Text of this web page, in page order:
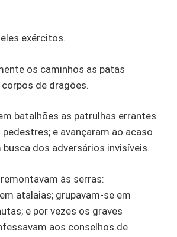
exércitos.
os caminhos as patas
de dragões.
batalhões as patrulhas errantes
e avançaram ao acaso
dos adversários invisíveis.
às serras:
atalaias; grupavam-se em
e por vezes os graves
aos conselhos de